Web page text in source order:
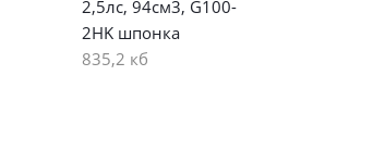
2,5лс, 94см3, G100-
2HK шпонка
835,2 кб